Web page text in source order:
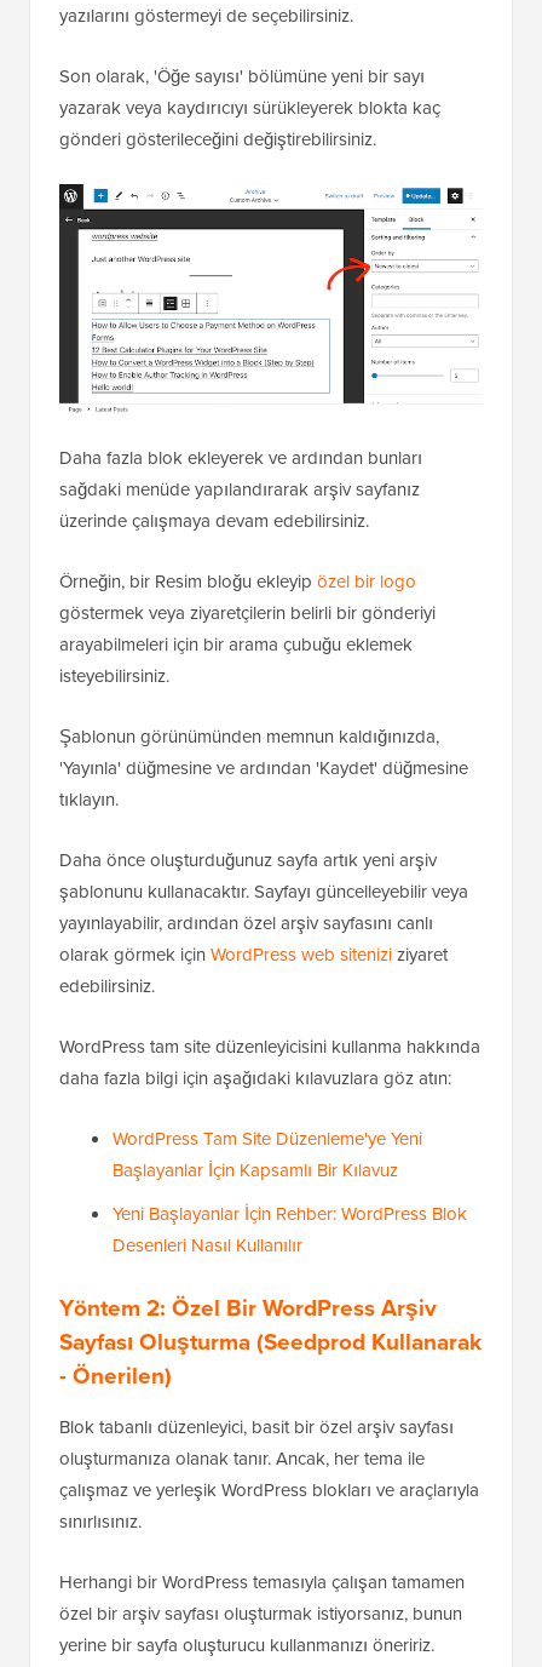
yazılarını göstermeyi de seçebilirsiniz.
Son olarak, 'Öğe sayısı' bölümüne yeni bir sayı
yazarak veya kaydırıcıyı sürükleyerek blokta kaç
gönderi gösterileceğini değiştirebilirsiniz.
Daha fazla blok ekleyerek ve ardından bunları
sağdaki menüde yapılandırarak arşiv sayfanız
üzerinde çalışmaya devam edebilirsiniz.
Örneğin, bir Resim bloğu ekleyip özel bir logo
göstermek veya ziyaretçilerin belirli bir gönderiyi
arayabilmeleri için bir arama çubuğu eklemek
isteyebilirsiniz.
Şablonun görünümünden memnun kaldığınızda,
'Yayınla' düğmesine ve ardından 'Kaydet' düğmesine
tıklayın.
Daha önce oluşturduğunuz sayfa artık yeni arşiv
şablonunu kullanacaktır. Sayfayı güncelleyebilir veya
yayınlayabilir, ardından özel arşiv sayfasını canlı
olarak görmek için WordPress web siteniziziyaret
edebilirsiniz.
WordPress tam site düzenleyicisini kullanma hakkında
daha fazla bilgi için aşağıdaki kılavuzlara göz atın:
WordPress Tam Site Düzenleme'ye Yeni
Başlayanlar İçin Kapsamlı Bir Kılavuz
Yeni Başlayanlar İçin Rehber: WordPress Blok
Desenleri Nasıl Kullanılır
Yöntem 2: Özel Bir WordPress Arşiv
Sayfası Oluşturma (Seedprod Kullanarak
- Önerilen)
Blok tabanlı düzenleyici, basit bir özel arşiv sayfası
oluşturmanıza olanak tanır. Ancak, her tema ile
çalışmaz ve yerleşik WordPress blokları ve araçlarıyla
sınırlısınız.
Herhangi bir WordPress temasıyla çalışan tamamen
özel bir arşiv sayfası oluşturmak istiyorsanız, bunun
yerine bir sayfa oluşturucu kullanmanızı öneririz.